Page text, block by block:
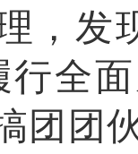
，发
行全
团团